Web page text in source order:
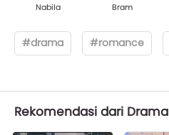
Nabila Bram
#drama #romance
Rekomendasi dari Drama